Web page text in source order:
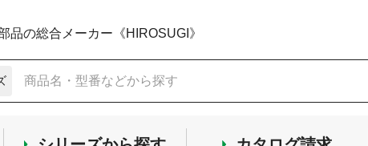
の総合メーカー《HIROSUGI》